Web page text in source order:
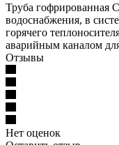
Труба гофрированная
водоснабжения, в
горячего
аварийным каналом
Отзывы
Нет оценок